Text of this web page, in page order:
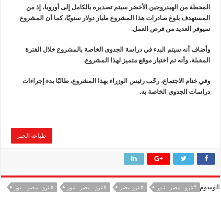
المحطة من الهيدروجين الأخضر سيتم تصديره بالكامل إلى أوروبا، إذ من
المستهدف بلوغ صادرات هذا المشروع مليار دولار سنويًا، كما أن المشروع
سيوفر العديد من فرص العمل.
وأضاف أنه سيتم البدء في دراسة الجدوى الخاصة بالمشروع خلال الفترة
المقبلة، وأنه تم اختيار موقع متميز لهذا المشروع.
وفي ختام الاجتماع، رحّب رئيس الوزراء بهذا المشروع، طالبًا بدء إجراءات
دراسات الجدوى الخاصة به.
طباعه الخبر
الوسوم #بترو _مصر _نيوز #بترو مصر #بترو_ مصر _نيوز #بترو_ مصر_ نيوز